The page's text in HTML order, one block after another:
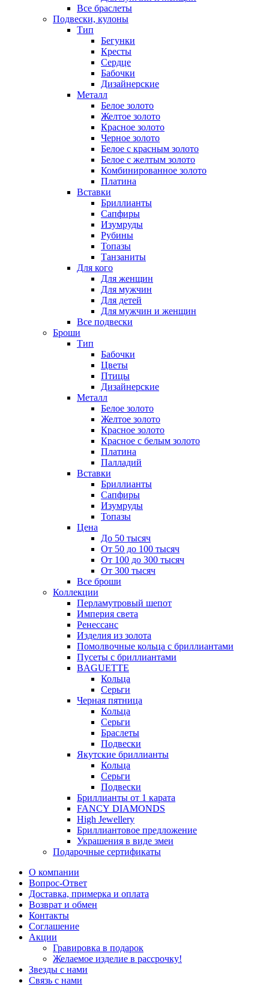
Все браслеты
Подвески, кулоны
Тип
Бегунки
Кресты
Сердце
Бабочки
Дизайнерские
Металл
Белое золото
Желтое золото
Красное золото
Черное золото
Белое с красным золото
Белое с желтым золото
Комбинированное золото
Платина
Вставки
Бриллианты
Сапфиры
Изумруды
Рубины
Топазы
Танзаниты
Для кого
Для женщин
Для мужчин
Для детей
Для мужчин и женщин
Все подвески
Броши
Тип
Бабочки
Цветы
Птицы
Дизайнерские
Металл
Белое золото
Желтое золото
Красное золото
Красное с белым золото
Платина
Палладий
Вставки
Бриллианты
Сапфиры
Изумруды
Топазы
Цена
До 50 тысяч
От 50 до 100 тысяч
От 100 до 300 тысяч
От 300 тысяч
Все броши
Коллекции
Перламутровый шепот
Империя света
Ренессанс
Изделия из золота
Помолвочные кольца с бриллиантами
Пусеты с бриллиантами
BAGUETTE
Кольца
Серьги
Черная пятница
Кольца
Серьги
Браслеты
Подвески
Якутские бриллианты
Кольца
Серьги
Подвески
Бриллианты от 1 карата
FANCY DIAMONDS
High Jewellery
Бриллиантовое предложение
Украшения в виде змеи
Подарочные сертификаты
О компании
Вопрос-Ответ
Доставка, примерка и оплата
Возврат и обмен
Контакты
Соглашение
Акции
Гравировка в подарок
Желаемое изделие в рассрочку!
Звезды с нами
Связь с нами